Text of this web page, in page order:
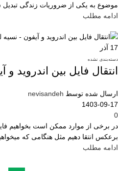
موضوع به یکی از ضروریات زندگی
ادامه مطلب
17 آذر
دسته‌بندی نشده
انتقال فایل بین اندروید و
ارسال شده توسط nevisandeh
1403-09-17
0
در برخی از موارد ممکن است بخواهیم فایل
برعکس انتقا دهیم مثل هنگامی که
ادامه مطلب